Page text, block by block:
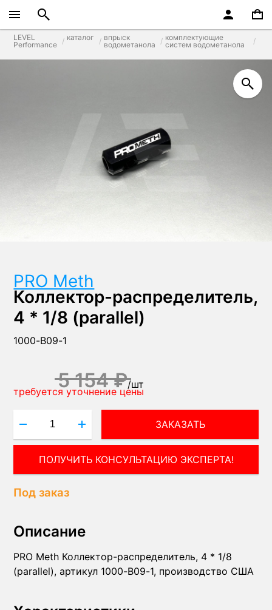
LEVEL
Performance
каталог
впрыск
водометанола
комплектующие
систем водометанола
PRO Meth
Коллектор-распределитель,
4 * 1/8 (parallel)
1000-B09-1
5 154 ₽/шт
требуется уточнение цены
ЗАКАЗАТЬ
ПОЛУЧИТЬ КОНСУЛЬТАЦИЮ ЭКСПЕРТА!
Под заказ
Описание
PRO Meth Коллектор-распределитель, 4 * 1/8
(parallel), артикул 1000-B09-1, производство США